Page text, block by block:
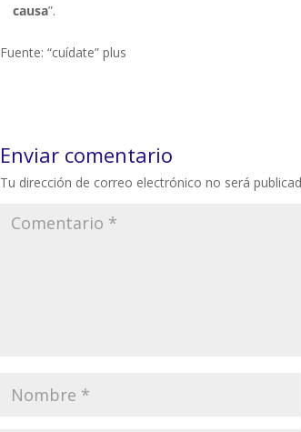
causa”.
Fuente: “cuídate” plus
Enviar comentario
Tu dirección de correo electrónico no será